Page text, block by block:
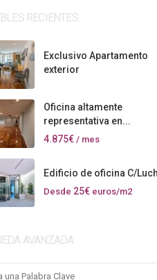
RECIENTES
Exclusivo Apartamento
exterior
Oficina altamente
representativa en...
4.875€ / mes
Edificio de oficina C/
Desde 25€ euros/m2
AVANZADA